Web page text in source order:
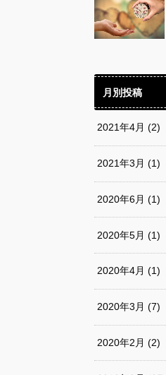
月別投稿
2021年4月 (2)
2021年3月 (1)
2020年6月 (1)
2020年5月 (1)
2020年4月 (1)
2020年3月 (7)
2020年2月 (2)